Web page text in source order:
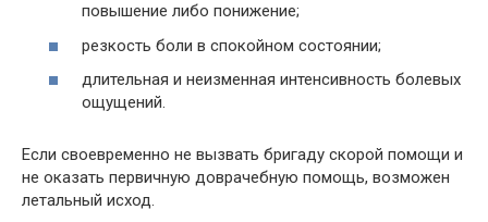
повышение либо понижение;
резкость боли в спокойном состоянии;
длительная и неизменная интенсивность болевых
ощущений.
Если своевременно не вызвать бригаду скорой помощи и
не оказать первичную доврачебную помощь, возможен
летальный исход.